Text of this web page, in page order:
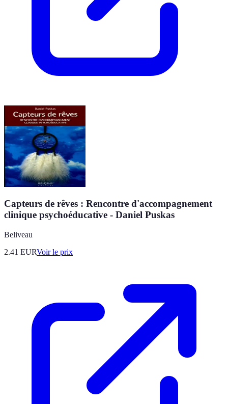
Capteurs de rêves : Rencontre d'accompagnement
clinique psychoéducative - Daniel Puskas
Beliveau
2.41 EURVoir le prix